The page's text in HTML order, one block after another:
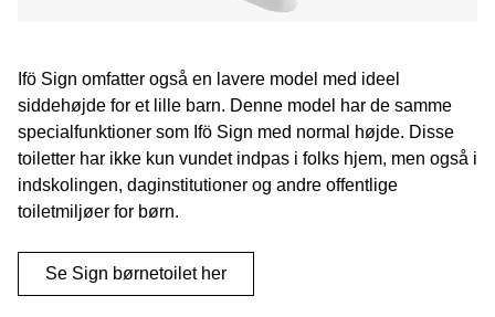
Ifö Sign omfatter også en lavere model med ideel
siddehøjde for et lille barn. Denne model har de samme
specialfunktioner som Ifö Sign med normal højde. Disse
toiletter har ikke kun vundet indpas i folks hjem, men også i
indskolingen, daginstitutioner og andre offentlige
toiletmiljøer for børn.
Se Sign børnetoilet her